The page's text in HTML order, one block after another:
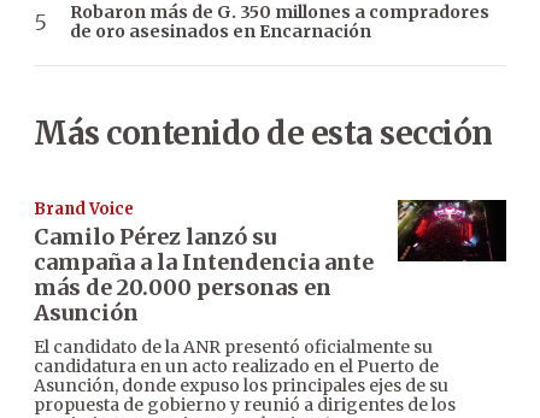
Robaron más de G. 350 millones a compradores
de oro asesinados en Encarnación
Más contenido de esta sección
Brand Voice
Camilo Pérez lanzó su
campaña a la Intendencia ante
más de 20.000 personas en
Asunción
El candidato de la ANR presentó oficialmente su
candidatura en un acto realizado en el Puerto de
Asunción, donde expuso los principales ejes de su
propuesta de gobierno y reunió a dirigentes de los